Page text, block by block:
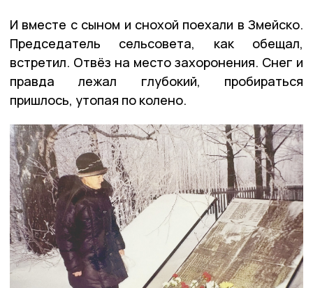
И вместе с сыном и снохой поехали в Змейско.
Председатель сельсовета, как обещал,
встретил. Отвёз на место захоронения. Снег и
правда лежал глубокий, пробираться
пришлось, утопая по колено.